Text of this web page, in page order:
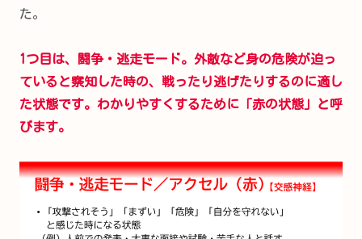
た。
1つ目は、闘争・逃走モード。外敵など身の危険が迫っ
ていると察知した時の、戦ったり逃げたりするのに適し
た状態です。わかりやすくするために「赤の状態」と呼
びます。